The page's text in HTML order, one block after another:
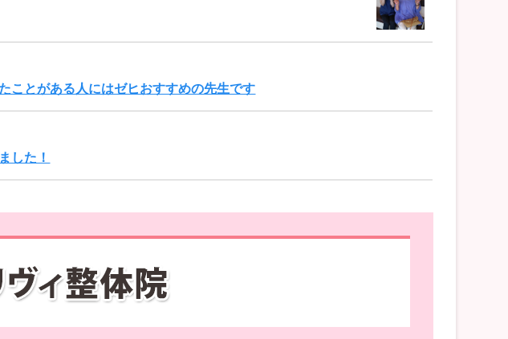
ことがある人にはゼヒおすすめの先生です
した！